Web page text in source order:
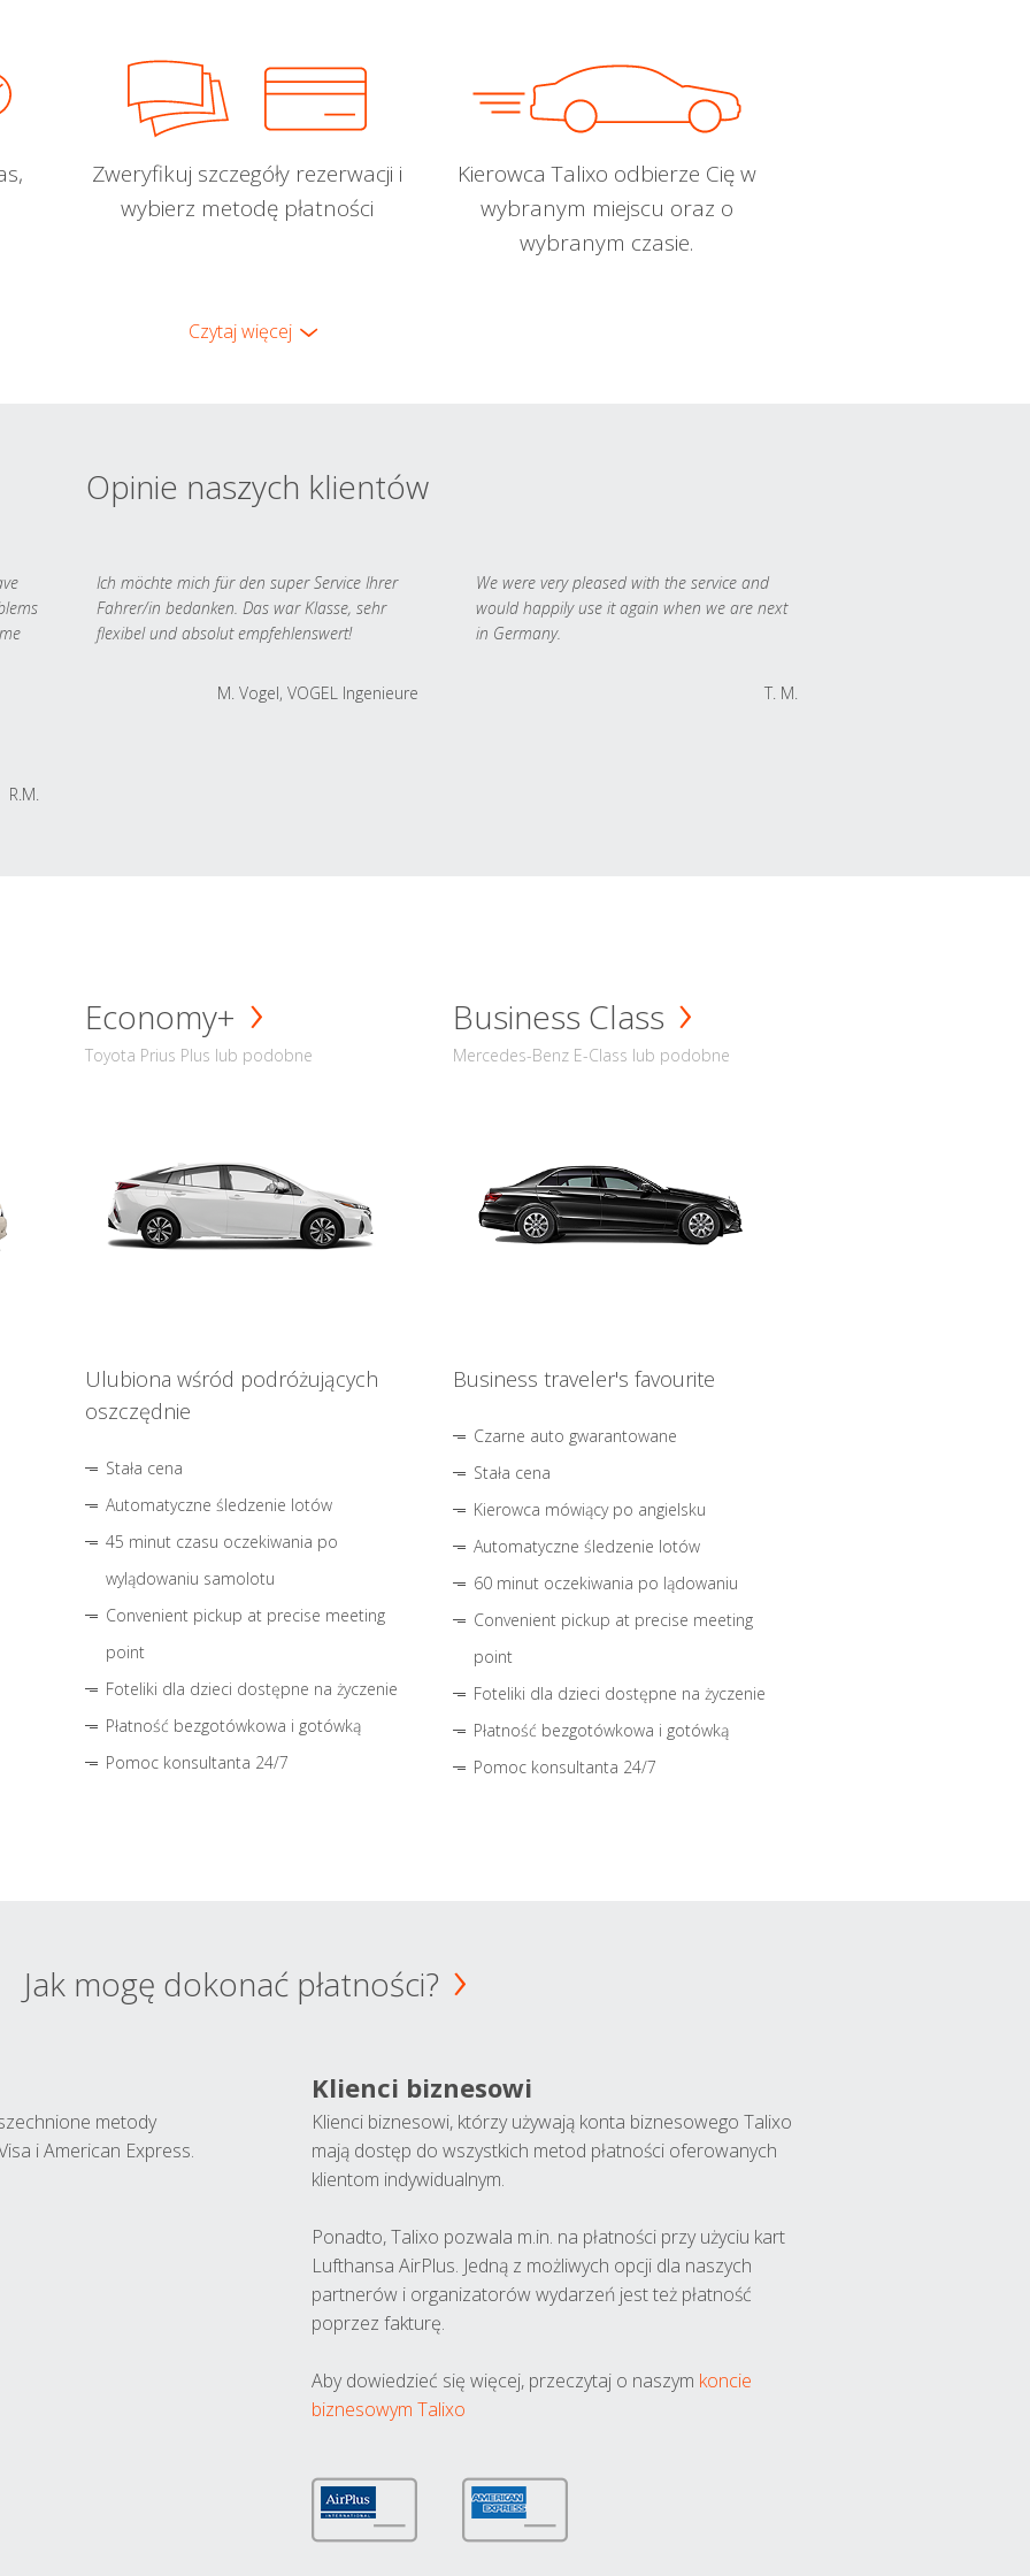
Zweryfikuj szczegóły rezerwacji i
wybierz metodę płatności
Kierowca Talixo odbierze Cię w
wybranym miejscu oraz o
wybranym czasie.
Czytaj więcej
Opinie naszych klientów
R.M.
Ich möchte mich für den super Service Ihrer
Fahrer/in bedanken. Das war Klasse, sehr
flexibel und absolut empfehlenswert!
M. Vogel, VOGEL Ingenieure
We were very pleased with the service and
would happily use it again when we are next
in Germany.
T. M.
Economy+
Toyota Prius Plus lub podobne
Ulubiona wśród podróżujących
oszczędnie
Stała cena
Automatyczne śledzenie lotów
45 minut czasu oczekiwania po
wylądowaniu samolotu
Convenient pickup at precise meeting
point
Foteliki dla dzieci dostępne na życzenie
Płatność bezgotówkowa i gotówką
Pomoc konsultanta 24/7
Business Class
Mercedes-Benz E-Class lub podobne
Business traveler's favourite
Czarne auto gwarantowane
Stała cena
Kierowca mówiący po angielsku
Automatyczne śledzenie lotów
60 minut oczekiwania po lądowaniu
Convenient pickup at precise meeting
point
Foteliki dla dzieci dostępne na życzenie
Płatność bezgotówkowa i gotówką
Pomoc konsultanta 24/7
Jak mogę dokonać płatności?
metody
i American Express.
Klienci biznesowi
Klienci biznesowi, którzy używają konta biznesowego Talixo
mają dostęp do wszystkich metod płatności oferowanych
klientom indywidualnym.
Ponadto, Talixo pozwala m.in. na płatności przy użyciu kart
Lufthansa AirPlus. Jedną z możliwych opcji dla naszych
partnerów i organizatorów wydarzeń jest też płatność
poprzez fakturę.
Aby dowiedzieć się więcej, przeczytaj o naszym koncie
biznesowym Talixo